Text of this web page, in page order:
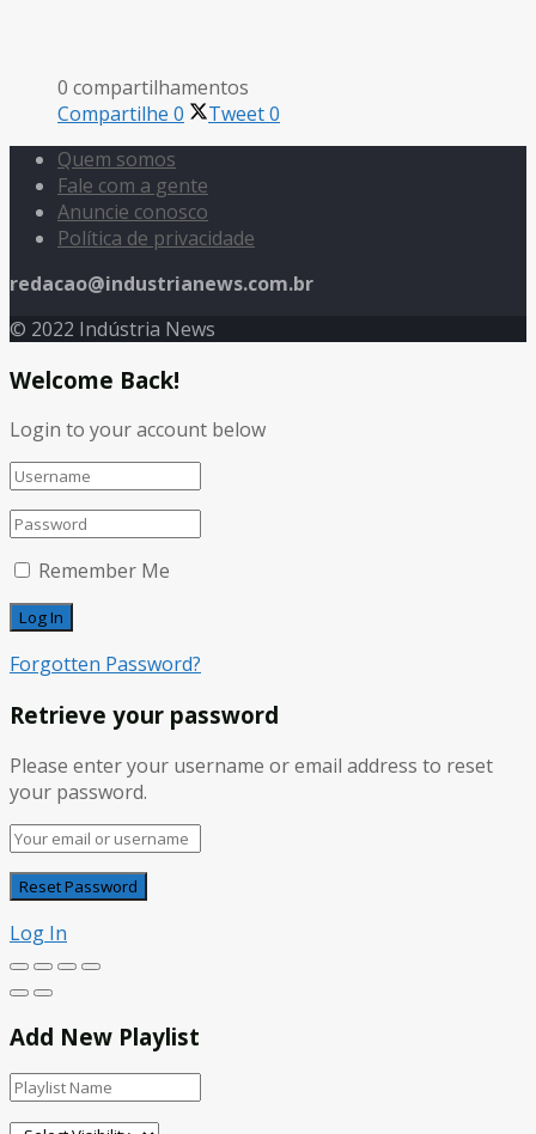
0 compartilhamentos
Compartilhe 0 Tweet0
Quem somos
Fale com a gente
Anuncie conosco
Política de privacidade
redacao@industrianews.com.br
© 2022 Indústria News
Welcome Back!
Login to your account below
Remember Me
Forgotten Password?
Retrieve your password
Please enter your username or email address to reset
your password.
Log In
Add New Playlist